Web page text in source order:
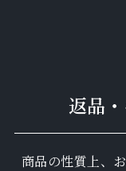
返品
商品の性質上、